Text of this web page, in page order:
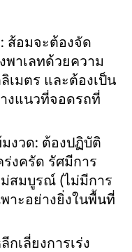
ส้อมจะต้องจัด
าเลทด้วยความ
เมตร และต้องเป็น
งแนวที่จอดรถที่
งวด: ต้องปฏิบัติ
ร่งครัด รัศมีการ
สมบูรณ์ (ไม่มีการ
าะอย่างยิ่งในพื้นที่
เลี่ยงการเร่ง